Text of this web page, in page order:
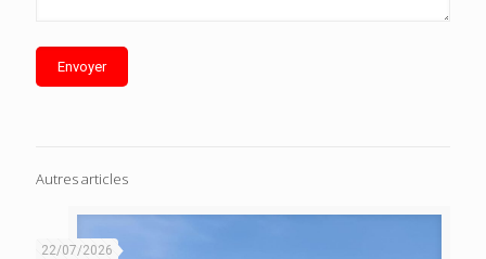
Autres articles
22/07/2026